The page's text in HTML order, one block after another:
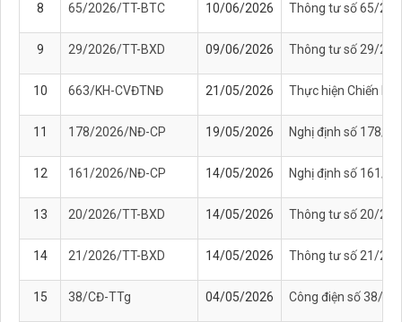
8 65/2026/TT-BTC 10/06/2026 Thông tư số 65/
9 29/2026/TT-BXD 09/06/2026 Thông tư số 29/
10 663/KH-CVĐTNĐ 21/05/2026 Thực hiện Chiến
11 178/2026/NĐ-CP 19/05/2026 Nghị định số 178/
12 161/2026/NĐ-CP 14/05/2026 Nghị định số 161/
13 20/2026/TT-BXD 14/05/2026 Thông tư số 20/
14 21/2026/TT-BXD 14/05/2026 Thông tư số 21/
15 38/CĐ-TTg 04/05/2026 Công điện số 38/